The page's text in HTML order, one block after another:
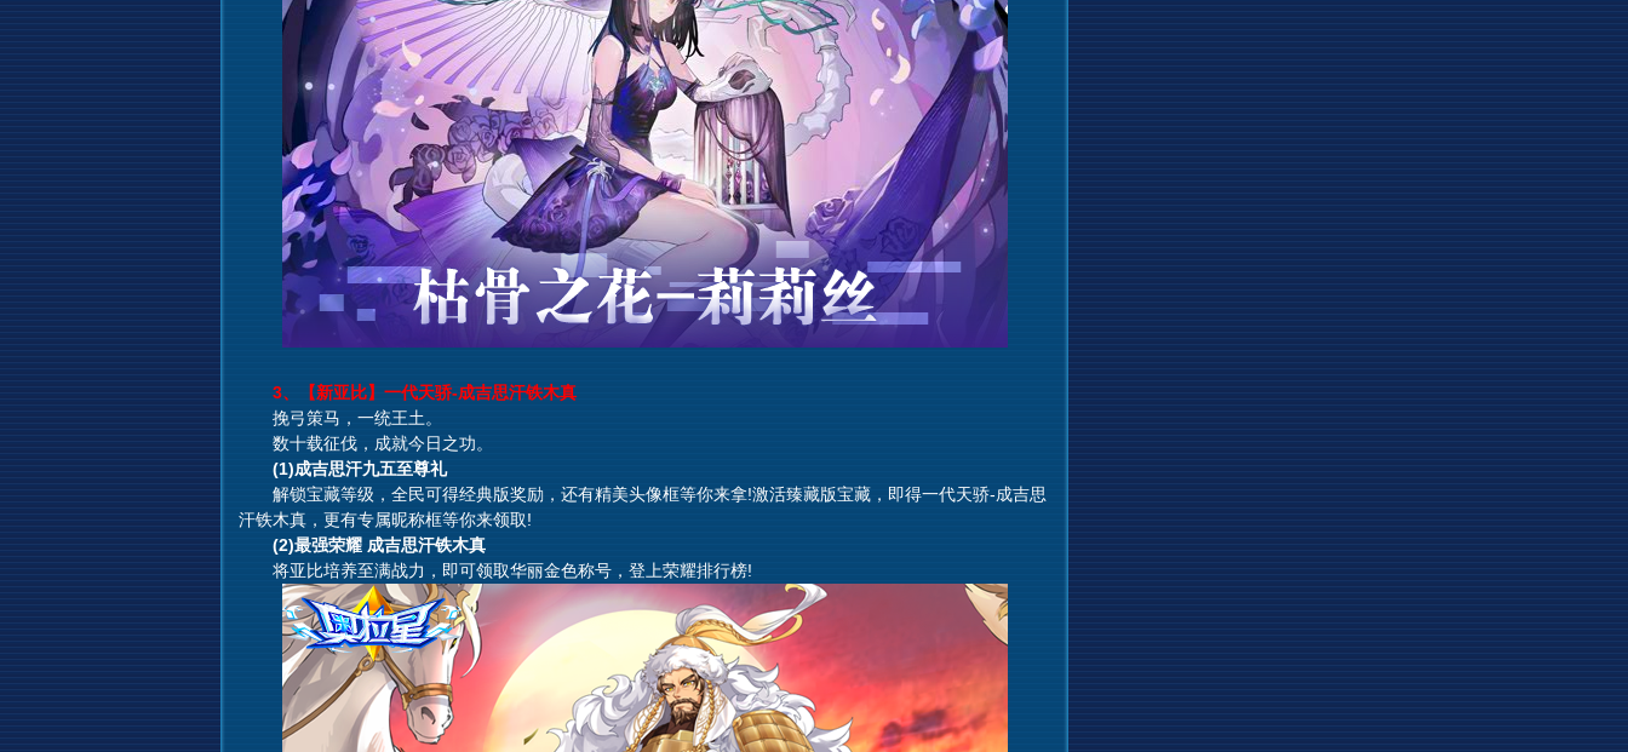
3、【新亚比】一代天骄-成吉思汗铁木真
挽弓策马，一统王土。
数十载征伐，成就今日之功。
(1)成吉思汗九五至尊礼
解锁宝藏等级，全民可得经典版奖励，还有精美头像框等你来拿!激活臻藏版宝藏，即得一代天骄-成吉思
汗铁木真，更有专属昵称框等你来领取!
(2)最强荣耀 成吉思汗铁木真
将亚比培养至满战力，即可领取华丽金色称号，登上荣耀排行榜!